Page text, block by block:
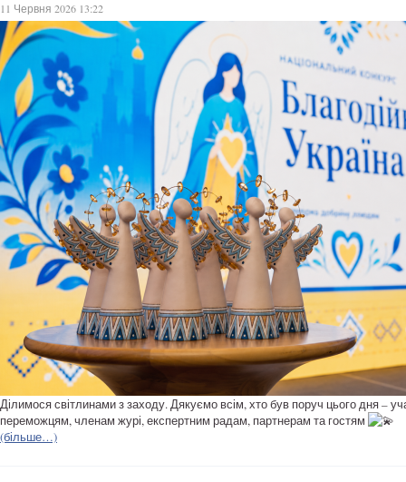
11 Червня 2026 13:22
Ділимося світлинами з заходу. Дякуємо всім, хто був поруч цього дня –
переможцям, членам журі, експертним радам, партнерам та гостям
(більше…)